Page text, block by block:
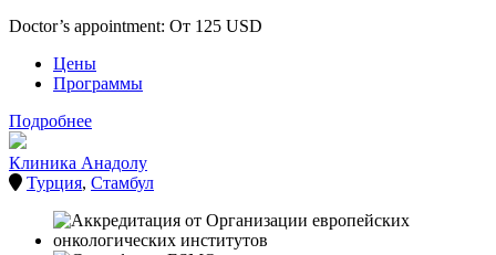
Doctor’s appointment: От 125 USD
Цены
Программы
Подробнее
Клиника Анадолу
Турция, Стамбул